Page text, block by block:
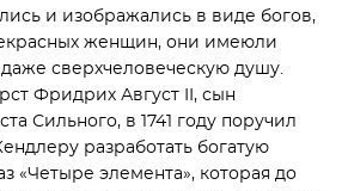
и изображались в виде богов,
женщин, они имеюли
сверхчеловеческую душу.
Фридрих Август II, сын
Сильного, в 1741 году поручил
разработать богатую
«Четыре элемента», которая до